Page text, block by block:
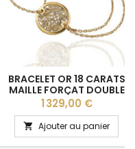
BRACELET OR 18 CARATS
MAILLE FORÇAT DOUBLE
"SOIE D'OR" SANLYS
JOAILLERIE
Prix
1 329,00 €
 Ajouter au panier